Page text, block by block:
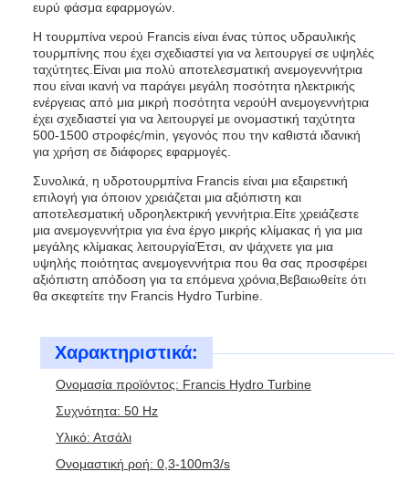
ευρύ φάσμα εφαρμογών.
Η τουρμπίνα νερού Francis είναι ένας τύπος υδραυλικής
τουρμπίνης που έχει σχεδιαστεί για να λειτουργεί σε υψηλές
ταχύτητες.Είναι μια πολύ αποτελεσματική ανεμογεννήτρια
που είναι ικανή να παράγει μεγάλη ποσότητα ηλεκτρικής
ενέργειας από μια μικρή ποσότητα νερούΗ ανεμογεννήτρια
έχει σχεδιαστεί για να λειτουργεί με ονομαστική ταχύτητα
500-1500 στροφές/min, γεγονός που την καθιστά ιδανική
για χρήση σε διάφορες εφαρμογές.
Συνολικά, η υδροτουρμπίνα Francis είναι μια εξαιρετική
επιλογή για όποιον χρειάζεται μια αξιόπιστη και
αποτελεσματική υδροηλεκτρική γεννήτρια.Είτε χρειάζεστε
μια ανεμογεννήτρια για ένα έργο μικρής κλίμακας ή για μια
μεγάλης κλίμακας λειτουργίαΈτσι, αν ψάχνετε για μια
υψηλής ποιότητας ανεμογεννήτρια που θα σας προσφέρει
αξιόπιστη απόδοση για τα επόμενα χρόνια,Βεβαιωθείτε ότι
θα σκεφτείτε την Francis Hydro Turbine.
Χαρακτηριστικά:
Ονομασία προϊόντος: Francis Hydro Turbine
Συχνότητα: 50 Hz
Υλικό: Ατσάλι
Ονομαστική ροή: 0,3-100m3/s